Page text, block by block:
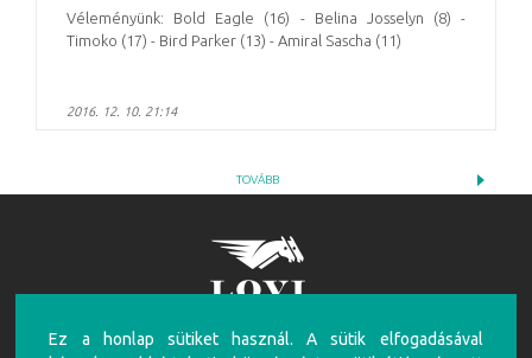
Véleményünk: Bold Eagle (16) - Belina Josselyn (8) -
Timoko (17) - Bird Parker (13) - Amiral Sascha (11)
2016. 12. 10. 21:14
TOVÁBB
FIGYELEM!Ez a honlap sütiket használ. A sütik elfogadásával